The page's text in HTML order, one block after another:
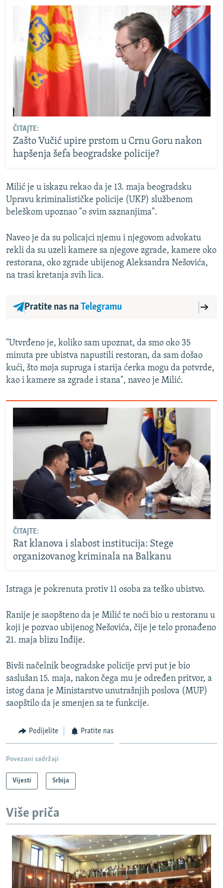
ČITAJTE:
Zašto Vučić upire prstom u Crnu Goru nakon
hapšenja šefa beogradske policije?
Milić je u iskazu rekao da je 13. maja beogradsku
Upravu kriminalističke policije (UKP) službenom
beleškom upoznao "o svim saznanjima".
Naveo je da su policajci njemu i njegovom advokatu
rekli da su uzeli kamere sa njegove zgrade, kamere oko
restorana, oko zgrade ubijenog Aleksandra Nešovića,
na trasi kretanja svih lica.
Pratite nas na Telegramu
"Utvrđeno je, koliko sam upoznat, da smo oko 35
minuta pre ubistva napustili restoran, da sam došao
kući, što moja supruga i starija ćerka mogu da potvrde,
kao i kamere sa zgrade i stana", naveo je Milić.
ČITAJTE:
Rat klanova i slabost institucija: Stege
organizovanog kriminala na Balkanu
Istraga je pokrenuta protiv 11 osoba za teško ubistvo.
Ranije je saopšteno da je Milić te noći bio u restoranu u
koji je pozvao ubijenog Nešovića, čije je telo pronađeno
21. maja blizu Inđije.
Bivši načelnik beogradske policije prvi put je bio
saslušan 15. maja, nakon čega mu je određen pritvor, a
istog dana je Ministarstvo unutrašnjih poslova (MUP)
saopštilo da je smenjen sa te funkcije.
Podijelite Pratite nas
Povezani sadržaji
Vijesti Srbija
Više priča